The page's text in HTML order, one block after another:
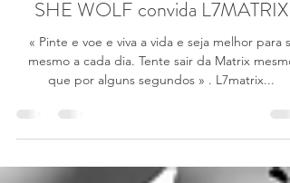
giuliallupo
7 de jun. de 2023
6 min de leitura
SHE WOLF convida L7MATRIX
« Pinte e voe e viva a vida e seja melhor para si
mesmo a cada dia. Tente sair da Matrix mesmo